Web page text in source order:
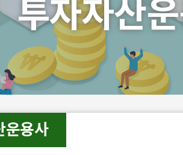
투자자산
운용사